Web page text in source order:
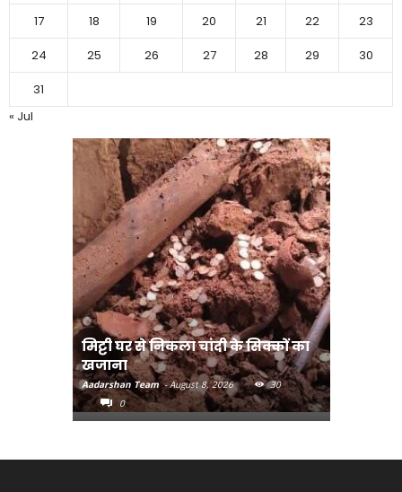
17
18 19 20 21 22
23
24
25 26 27 28 29
30
31
« Jul
मिट्टी घर से निकला चांदी के सिक्कों का
खजाना
Aadarshan Team - August 8, 2026
30
0